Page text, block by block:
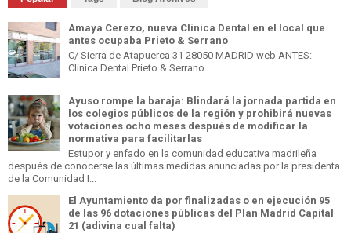
Amaya Cerezo, nueva Clínica Dental en el local que
antes ocupaba Prieto & Serrano
C/ Sierra de Atapuerca 31 28050 MADRID web ANTES:
Clínica Dental Prieto & Serrano
Ayuso rompe la baraja: Blindará la jornada partida en
los colegios públicos de la región y prohibirá nuevas
votaciones ocho meses después de modificar la
normativa para facilitarlas
Estupor y enfado en la comunidad educativa madrileña
después de conocerse las últimas medidas anunciadas por la presidenta
de la Comunidad I...
El Ayuntamiento da por finalizadas o en ejecución 95
de las 96 dotaciones públicas del Plan Madrid Capital
21 (adivina cual falta)